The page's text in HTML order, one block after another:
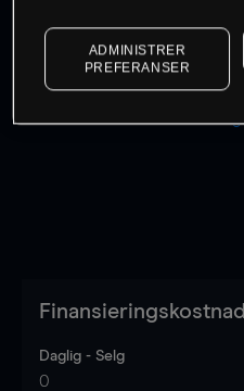
Finansieringskostnad
Daglig - Selg
0
ADMINISTRER
PREFERANSER